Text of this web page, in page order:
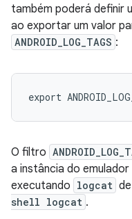
também poderá definir
ao exportar um valor
ANDROID_LOG_TAGS :
O filtro
a instância do
executando logcat
shell logcat .